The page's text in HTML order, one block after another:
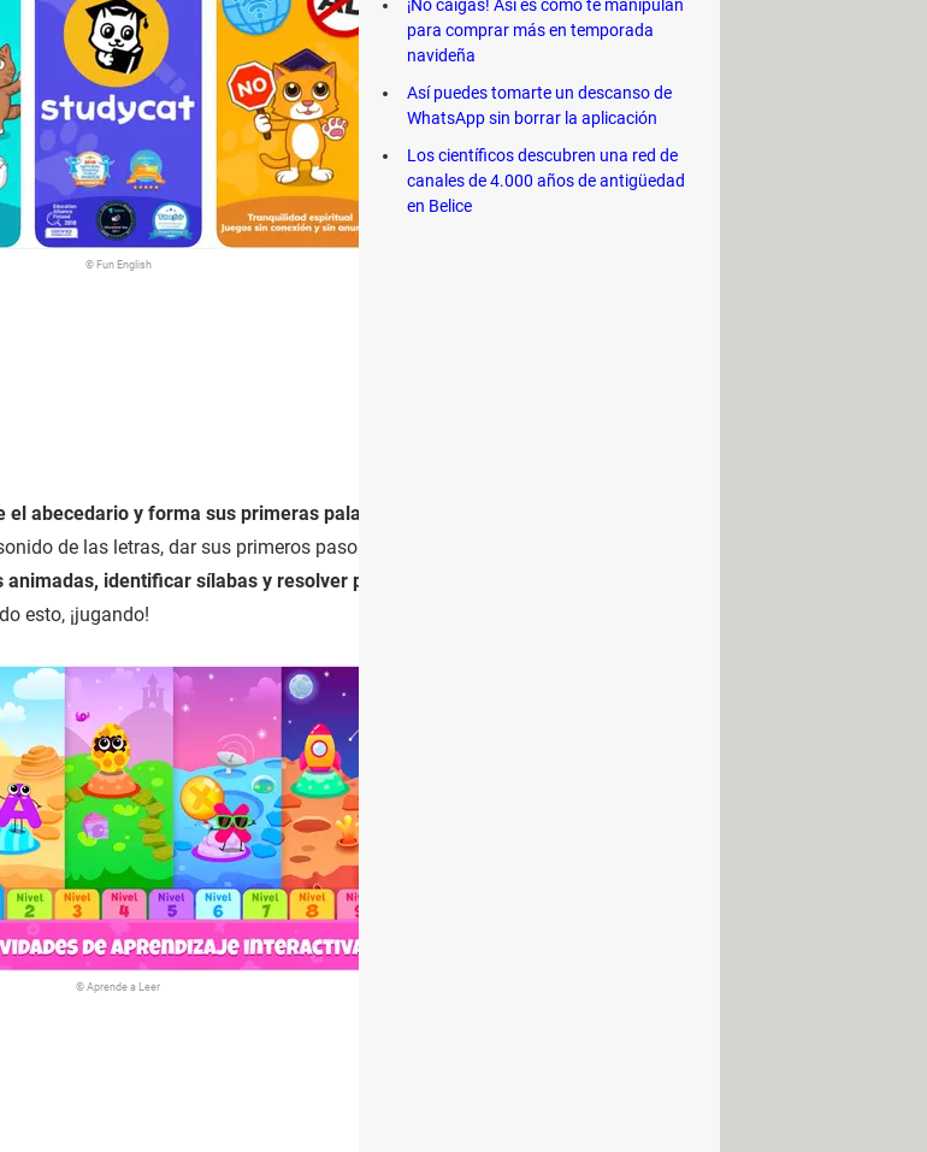
© Fun English
el abecedario y forma sus primeras palabras
de las letras, dar sus primeros pasos en la lectura y desarrollar su
animadas, identificar sílabas y resolver puzzles para desbloquear imágenes de
esto, ¡jugando!
© Aprende a Leer
¡No caigas! Así es como te manipulan
para comprar más en temporada
navideña
Así puedes tomarte un descanso de
WhatsApp sin borrar la aplicación
Los científicos descubren una red de
canales de 4.000 años de antigüedad
en Belice